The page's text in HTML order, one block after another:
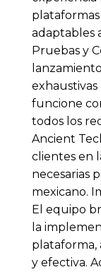
plataformas
adaptables
Pruebas y
funcione
todos los
Ancient
clientes en
necesarias
mexicano.
El equipo
la
plataforma,
y efectiva.